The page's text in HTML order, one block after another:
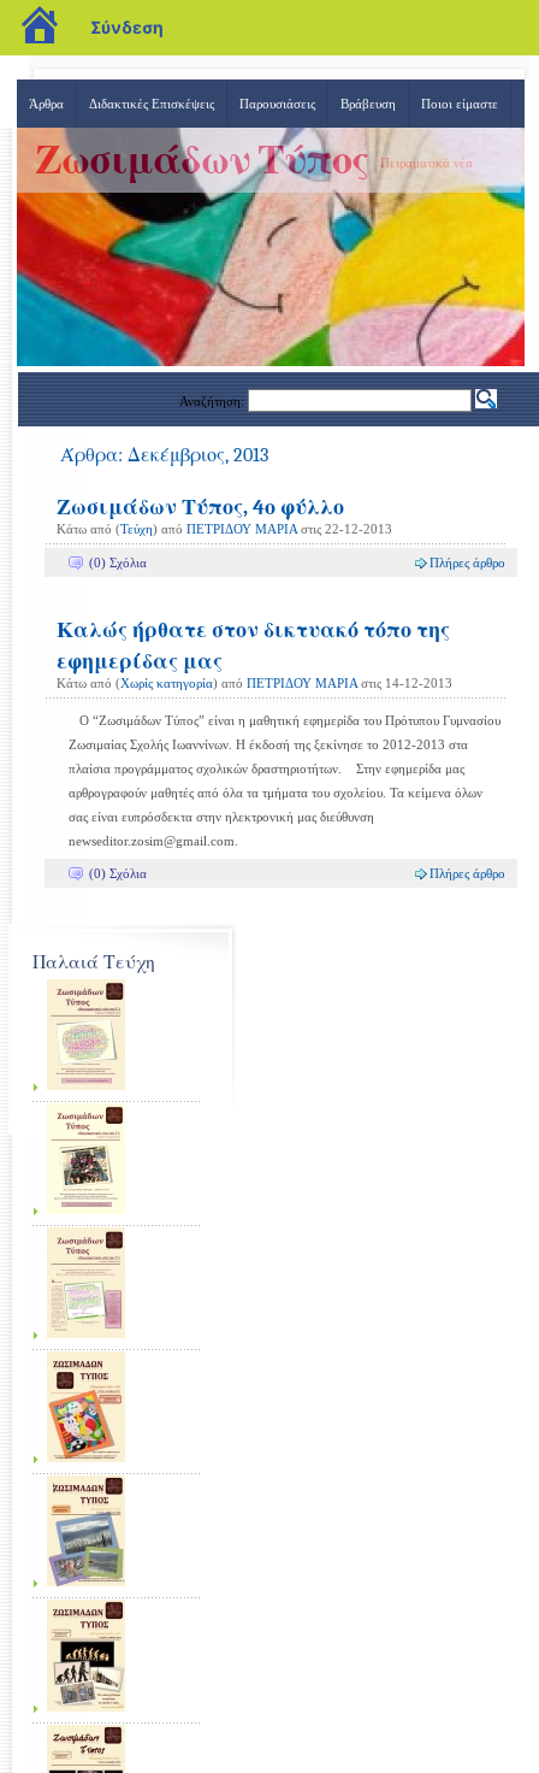
blogs.sch.gr
Σύνδεση
Άρθρα Διδακτικές Επισκέψεις Παρουσιάσεις Βράβευση Ποιοι είμαστε
Ζωσιμάδων Τύπος Πειραματικά νέα
Αναζήτηση:
Άρθρα: Δεκέμβριος, 2013
Ζωσιμάδων Τύπος, 4ο φύλλο
Κάτω από (Τεύχη) από ΠΕΤΡΙΔΟΥ ΜΑΡΙΑ στις 22-12-2013
(0) Σχόλια Πλήρες άρθρο
Καλώς ήρθατε στον δικτυακό τόπο της
εφημερίδας μας
Κάτω από (Χωρίς κατηγορία) από ΠΕΤΡΙΔΟΥ ΜΑΡΙΑ στις 14-12-2013
Ο “Ζωσιμάδων Τύπος” είναι η μαθητική εφημερίδα του Πρότυπου Γυμνασίου
Ζωσιμαίας Σχολής Ιωαννίνων. Η έκδοσή της ξεκίνησε το 2012-2013 στα
πλαίσια προγράμματος σχολικών δραστηριοτήτων. Στην εφημερίδα μας
αρθρογραφούν μαθητές από όλα τα τμήματα του σχολείου. Τα κείμενα όλων
σας είναι ευπρόσδεκτα στην ηλεκτρονική μας διεύθυνση
newseditor.zosim@gmail.com.
(0) Σχόλια Πλήρες άρθρο
Παλαιά Τεύχη